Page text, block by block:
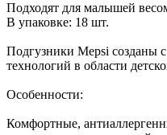
Подходят для малышей
В упаковке: 18 шт.
Подгузники Mepsi созданы
технологий в области
Особенности:
Комфортные,